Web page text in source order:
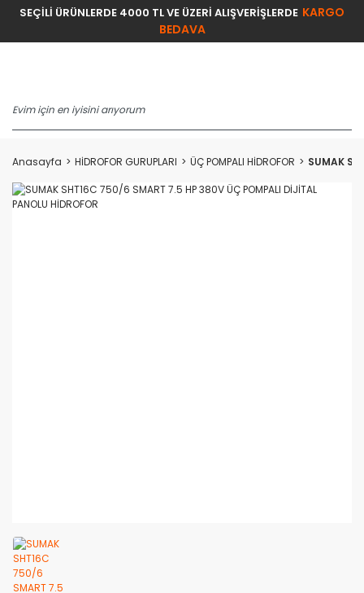
SEÇİLİ ÜRÜNLERDE 4000 TL VE ÜZERİ ALIŞVERİŞLERDE KARGO
BEDAVA
Anasayfa HİDROFOR GURUPLARI ÜÇ POMPALI HİDROFOR SUMAK